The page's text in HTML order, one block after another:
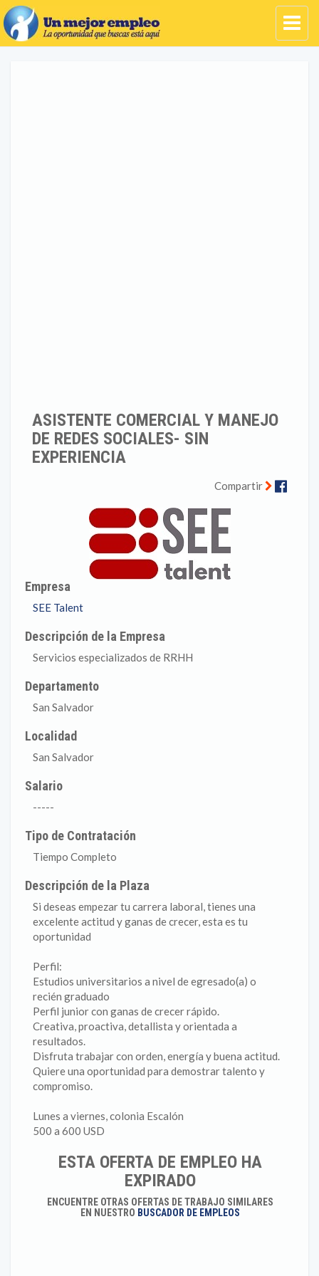
ASISTENTE COMERCIAL Y MANEJO
DE REDES SOCIALES- SIN
EXPERIENCIA
Compartir
Empresa
SEE Talent
Descripción de la Empresa
Servicios especializados de RRHH
Departamento
San Salvador
Localidad
San Salvador
Salario
-----
Tipo de Contratación
Tiempo Completo
Descripción de la Plaza
Si deseas empezar tu carrera laboral, tienes una
excelente actitud y ganas de crecer, esta es tu
oportunidad
Perfil:
Estudios universitarios a nivel de egresado(a) o
recién graduado
Perfil junior con ganas de crecer rápido.
Creativa, proactiva, detallista y orientada a
resultados.
Disfruta trabajar con orden, energía y buena actitud.
Quiere una oportunidad para demostrar talento y
compromiso.
Lunes a viernes, colonia Escalón
500 a 600 USD
ESTA OFERTA DE EMPLEO HA
EXPIRADO
ENCUENTRE OTRAS OFERTAS DE TRABAJO SIMILARES
EN NUESTRO BUSCADOR DE EMPLEOS